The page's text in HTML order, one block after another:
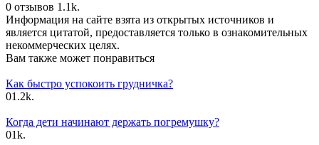
0 отзывов 1.1k.
Информация на сайте взята из открытых источников и
является цитатой, предоставляется только в ознакомительных
некоммерческих целях.
Вам также может понравиться
Как быстро успокоить грудничка?
01.2k.
Когда дети начинают держать погремушку?
01k.